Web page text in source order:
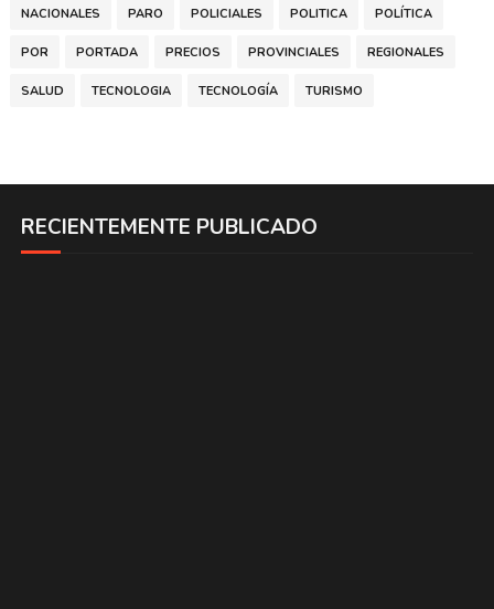
NACIONALES PARO POLICIALES POLITICA POLÍTICA
POR PORTADA PRECIOS PROVINCIALES REGIONALES
SALUD TECNOLOGIA TECNOLOGÍA TURISMO
RECIENTEMENTE PUBLICADO